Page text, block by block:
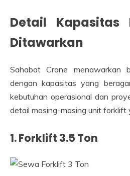
Detail Kapasitas
Ditawarkan
Sahabat Crane menawarkan
dengan kapasitas yang
kebutuhan operasional dan
detail masing-masing unit forklift
1. Forklift 3.5 Ton